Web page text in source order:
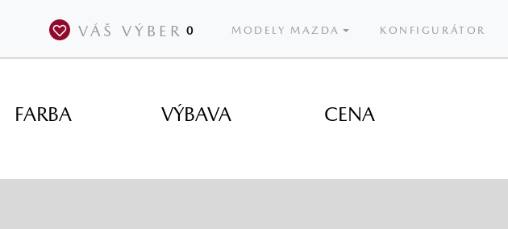
VÁŠ VÝBER 0 MODELY MAZDA KONFIGURÁTOR
FARBA VÝBAVA CENA